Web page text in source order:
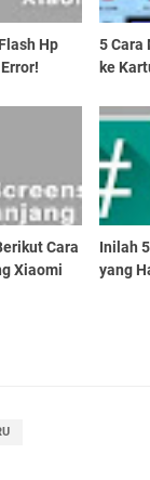
Hp
5 Cara
ke
Cara
Xiaomi
Inilah
yang